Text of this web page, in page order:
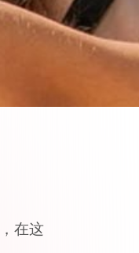
在这